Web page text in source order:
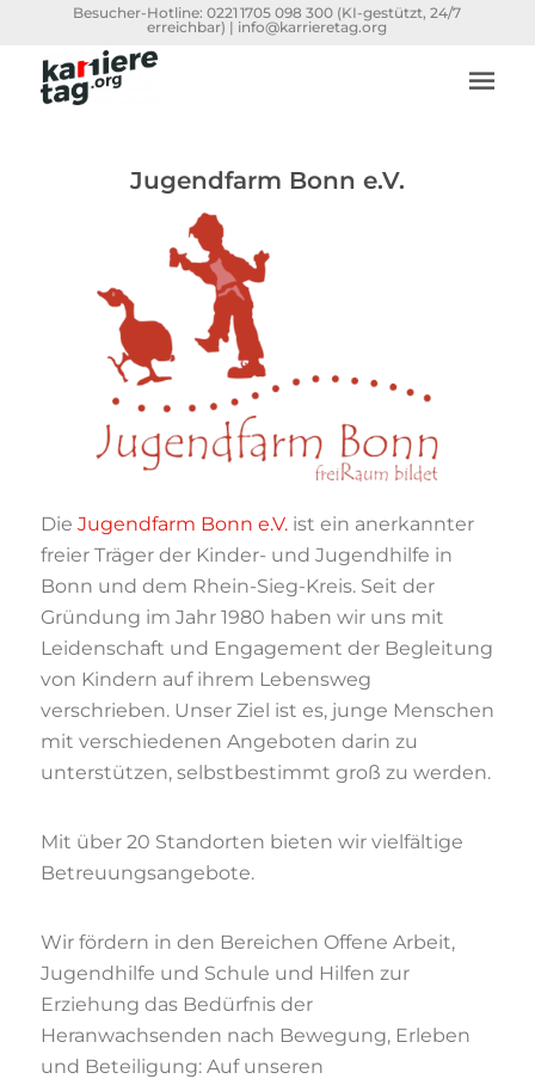
Besucher-Hotline:0221 1705 098 300 (KI-gestützt, 24/7
erreichbar) | info@karrieretag.org
Jugendfarm Bonn e.V.
Die Jugendfarm Bonn e.V.ist ein anerkannter
freier Träger der Kinder- und Jugendhilfe in
Bonn und dem Rhein-Sieg-Kreis. Seit der
Gründung im Jahr 1980 haben wir uns mit
Leidenschaft und Engagement der Begleitung
von Kindern auf ihrem Lebensweg
verschrieben. Unser Ziel ist es, junge Menschen
mit verschiedenen Angeboten darin zu
unterstützen, selbstbestimmt groß zu werden.
Mit über 20 Standorten bieten wir vielfältige
Betreuungsangebote.
Wir fördern in den Bereichen Offene Arbeit,
Jugendhilfe und Schule und Hilfen zur
Erziehung das Bedürfnis der
Heranwachsenden nach Bewegung, Erleben
und Beteiligung: Auf unseren